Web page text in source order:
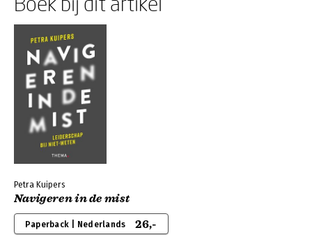
Petra Kuipers
Navigeren in de mist
Paperback | Nederlands 26,-